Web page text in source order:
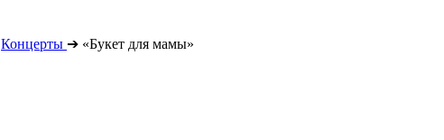
Концерты ➔ «Букет для мамы»